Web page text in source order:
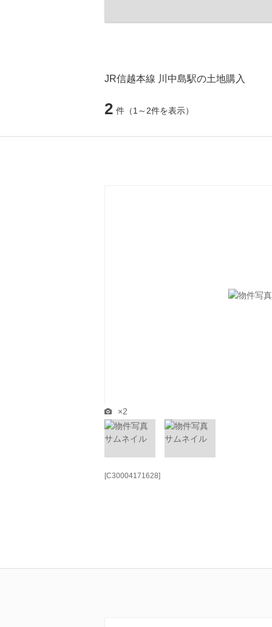
JR信越本線 川中島駅の土地購入
2 件 （1～2件を表示）
×2
[C30004171628]